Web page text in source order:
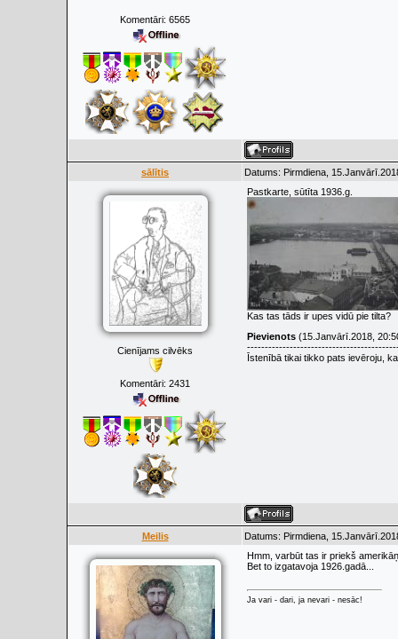
Komentāri: 6565
sālītis Datums: Pirmdiena,
Cienījams cilvēks
Komentāri: 2431
Pastkarte, sūtīta 1936.g.
Kas tas tāds ir upes vidū pie tilta?
Pievienots (15.Janvārī.2018,
Īstenībā tikai tikko pats ievēroju,
Meilis Datums: Pirmdiena,
Hmm, varbūt tas ir priekš
Bet to izgatavoja 1926.gadā...
Ja vari - dari, ja nevari - nesāc!